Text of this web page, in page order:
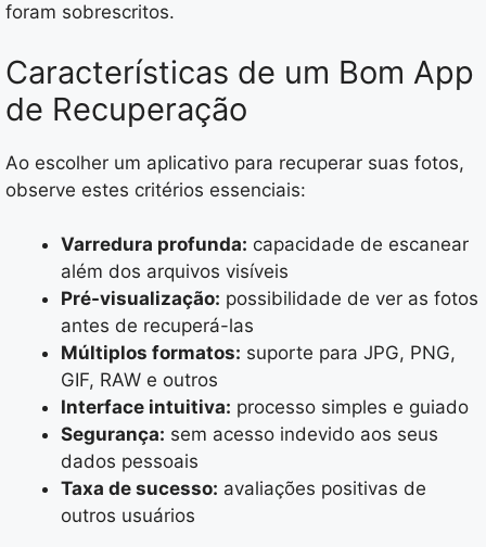
foram sobrescritos.
Características de um Bom App
de Recuperação
Ao escolher um aplicativo para recuperar suas fotos,
observe estes critérios essenciais:
Varredura profunda: capacidade de escanear
além dos arquivos visíveis
Pré-visualização: possibilidade de ver as fotos
antes de recuperá-las
Múltiplos formatos: suporte para JPG, PNG,
GIF, RAW e outros
Interface intuitiva: processo simples e guiado
Segurança: sem acesso indevido aos seus
dados pessoais
Taxa de sucesso: avaliações positivas de
outros usuários